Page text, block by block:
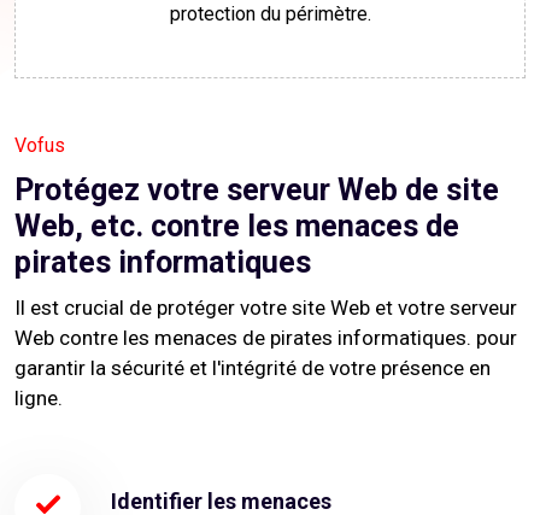
protection du périmètre.
Vofus
Protégez votre serveur Web de site
Web, etc. contre les menaces de
pirates informatiques
Il est crucial de protéger votre site Web et votre serveur
Web contre les menaces de pirates informatiques. pour
garantir la sécurité et l'intégrité de votre présence en
ligne.
Identifier les menaces